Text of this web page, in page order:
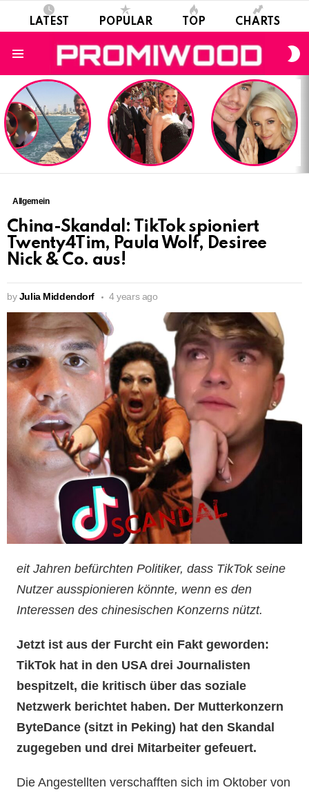
LATEST POPULAR TOP CHARTS
LATEST
STORIES
Allgemein
China-Skandal: TikTok spioniert
Twenty4Tim, Paula Wolf, Desiree
Nick & Co. aus!
by Julia Middendorf 4 years ago
eit Jahren befürchten Politiker, dass TikTok seine
Nutzer ausspionieren könnte, wenn es den
Interessen des chinesischen Konzerns nützt.
Jetzt ist aus der Furcht ein Fakt geworden:
TikTok hat in den USA drei Journalisten
bespitzelt, die kritisch über das soziale
Netzwerk berichtet haben. Der Mutterkonzern
ByteDance (sitzt in Peking) hat den Skandal
zugegeben und drei Mitarbeiter gefeuert.
Die Angestellten verschafften sich im Oktober von